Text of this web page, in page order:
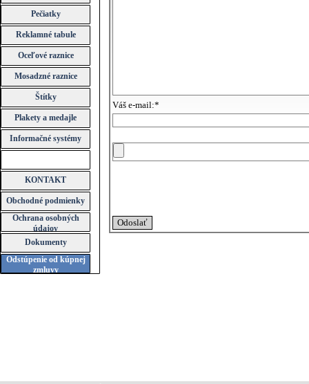
Pečiatky
Reklamné tabule
Oceľové raznice
Mosadzné raznice
Štítky
Plakety a medajle
Informačné systémy
KONTAKT
Obchodné podmienky
Ochrana osobných
údajov
Dokumenty
Odstúpenie od kúpnej
zmluvy
Váš e-mail:*